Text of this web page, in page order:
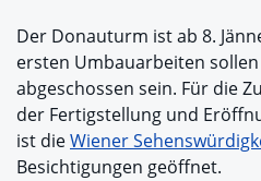
Der Donauturm ist ab 8.
ersten Umbauarbeiten
abgeschossen sein. Für die
der Fertigstellung und
ist dieWiener
Besichtigungen geöffnet.